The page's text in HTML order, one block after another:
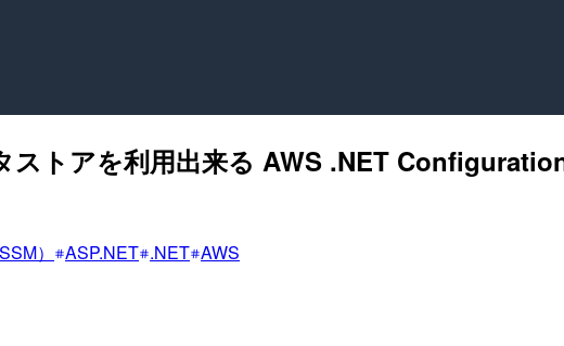
ストアを利用出来る AWS .NET
） ASP.NET .NET AWS